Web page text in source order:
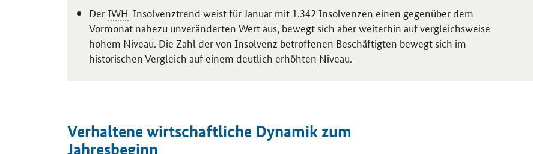
DerIWH-Insolvenztrend weist für Januar mit 1.342 Insolvenzen einen gegenüber dem
Vormonat nahezu unveränderten Wert aus, bewegt sich aber weiterhin auf vergleichsweise
hohem Niveau. Die Zahl der von Insolvenz betroffenen Beschäftigten bewegt sich im
historischen Vergleich auf einem deutlich erhöhten Niveau.
Verhaltene wirtschaftliche Dynamik zum
Jahresbeginn